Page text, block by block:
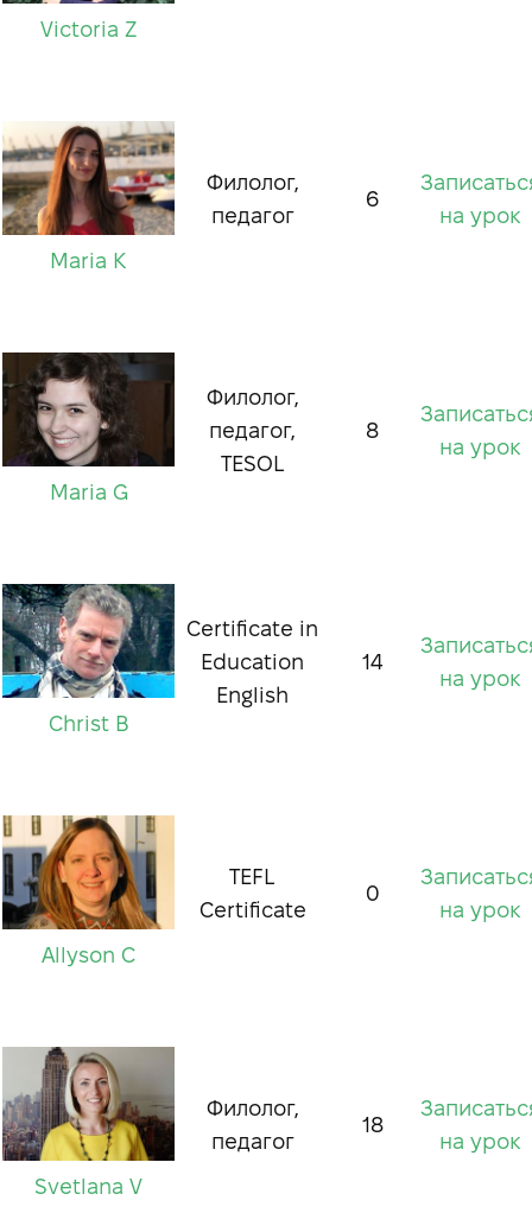
Victoria Z
Maria K
Филолог,
педагог
6
на урок
Maria G
Филолог,
педагог,
TESOL
8
на урок
Christ B
Certificate in
Education
English
14
на урок
Allyson C
TEFL
Certificate
0
на урок
Svetlana V
Филолог,
педагог
18
на урок